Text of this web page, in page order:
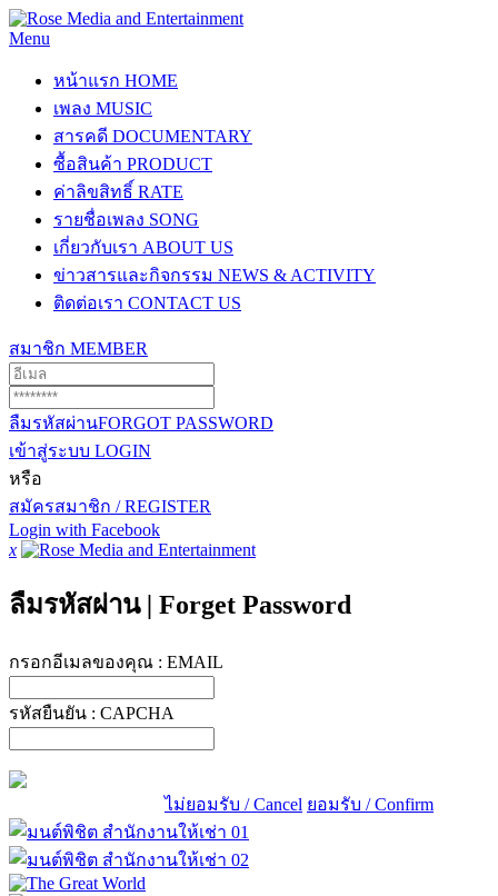
Menu
หน้าแรก HOME
เพลง MUSIC
สารคดี DOCUMENTARY
ซื้อสินค้า PRODUCT
ค่าลิขสิทธิ์ RATE
รายชื่อเพลง SONG
เกี่ยวกับเรา ABOUT US
ข่าวสารและกิจกรรม NEWS & ACTIVITY
ติดต่อเรา CONTACT US
สมาชิก MEMBER
ลืมรหัสผ่านFORGOT PASSWORD
เข้าสู่ระบบ LOGIN
หรือ
สมัครสมาชิก / REGISTER
Login with Facebook
x
ลืมรหัสผ่าน | Forget Password
กรอกอีเมลของคุณ : EMAIL
รหัสยืนยัน : CAPCHA
ไม่ยอมรับ / Cancel ยอมรับ / Confirm